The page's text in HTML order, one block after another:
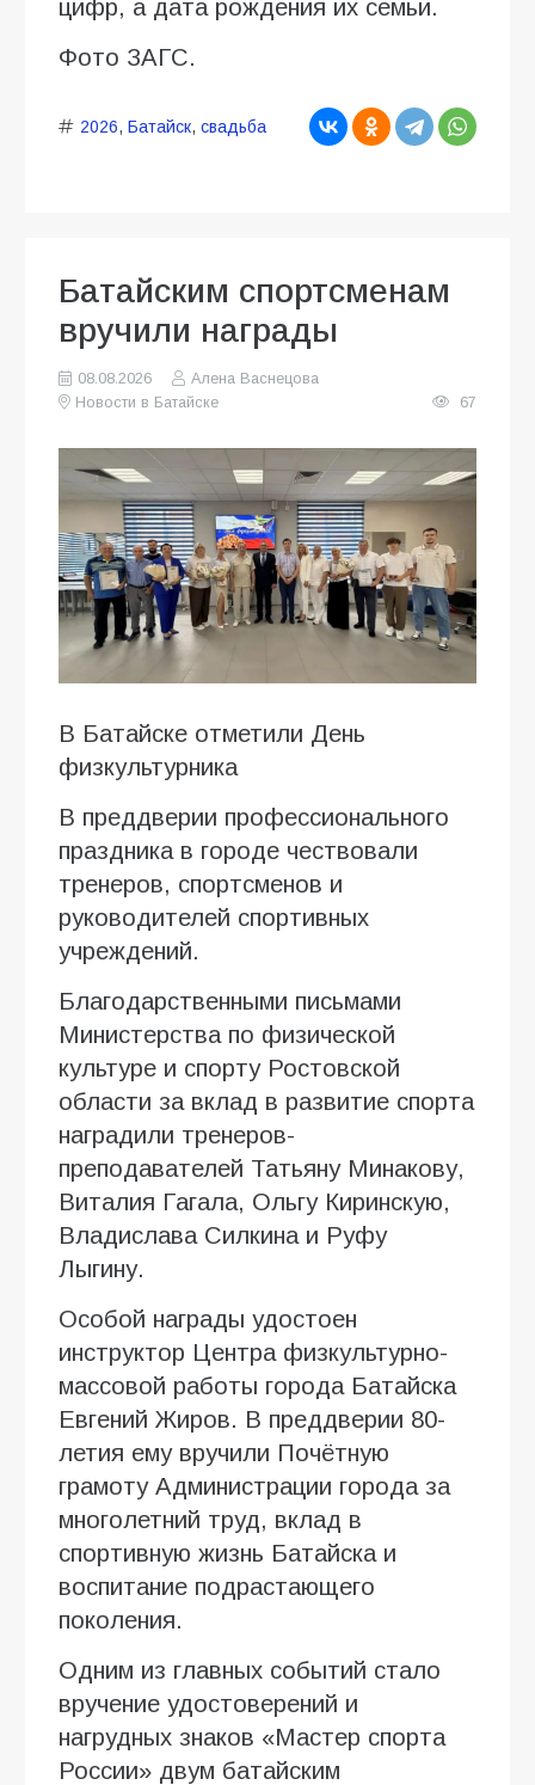
цифр, а дата рождения их семьи.
Фото ЗАГС.
2026, Батайск, свадьба
Батайским спортсменам
вручили награды
08.08.2026
Алена Васнецова
Новости в Батайске
67
В Батайске отметили День
физкультурника
В преддверии профессионального
праздника в городе чествовали
тренеров, спортсменов и
руководителей спортивных
учреждений.
Благодарственными письмами
Министерства по физической
культуре и спорту Ростовской
области за вклад в развитие спорта
наградили тренеров-
преподавателей Татьяну Минакову,
Виталия Гагала, Ольгу Киринскую,
Владислава Силкина и Руфу
Лыгину.
Особой награды удостоен
инструктор Центра физкультурно-
массовой работы города Батайска
Евгений Жиров. В преддверии 80-
летия ему вручили Почётную
грамоту Администрации города за
многолетний труд, вклад в
спортивную жизнь Батайска и
воспитание подрастающего
поколения.
Одним из главных событий стало
вручение удостоверений и
нагрудных знаков «Мастер спорта
России» двум батайским